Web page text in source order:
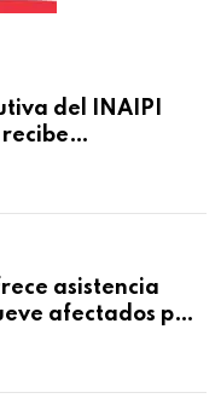
del INAIPI
asistencia
afectados por